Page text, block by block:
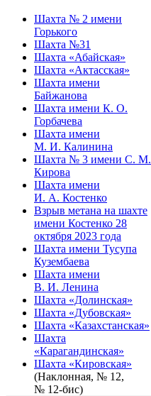
Шахта № 2 имени
Горького
Шахта №31
Шахта «Абайская»
Шахта «Актасская»
Шахта имени
Байжанова
Шахта имени К. О.
Горбачева
Шахта имени
М. И. Калинина
Шахта № 3 имени С. М.
Кирова
Шахта имени
И. А. Костенко
Взрыв метана на шахте
имени Костенко 28
октября 2023 года
Шахта имени Тусупа
Кузембаева
Шахта имени
В. И. Ленина
Шахта «Долинская»
Шахта «Дубовская»
Шахта «Казахстанская»
Шахта
«Карагандинская»
Шахта «Кировская»
(Наклонная, № 12,
№ 12-бис)